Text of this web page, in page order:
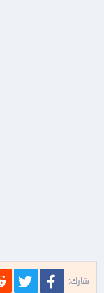
شارك: فيسبوك تويتر